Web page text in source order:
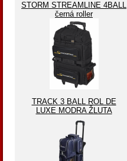
STORM STREAMLINE 4BALL
černá roller
TRACK 3 BALL ROL DE
LUXE MODRA ŽLUTA